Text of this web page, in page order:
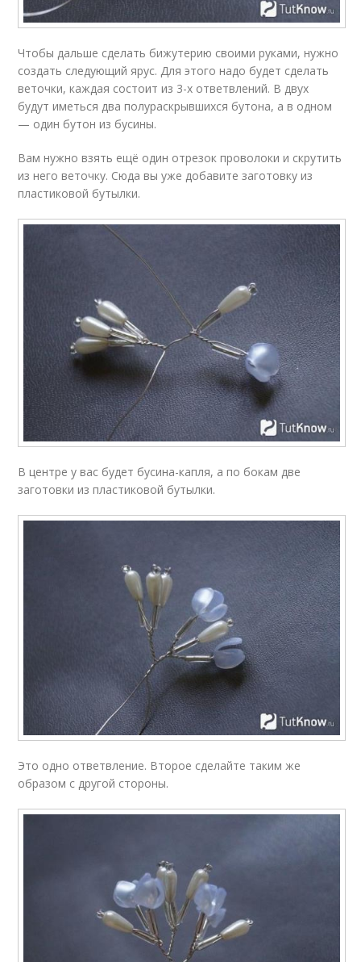
Чтобы дальше сделать бижутерию своими руками, нужно
создать следующий ярус. Для этого надо будет сделать
веточки, каждая состоит из 3-х ответвлений. В двух
будут иметься два полураскрывшихся бутона, а в одном
— один бутон из бусины.
Вам нужно взять ещё один отрезок проволоки и скрутить
из него веточку. Сюда вы уже добавите заготовку из
пластиковой бутылки.
В центре у вас будет бусина-капля, а по бокам две
заготовки из пластиковой бутылки.
Это одно ответвление. Второе сделайте таким же
образом с другой стороны.